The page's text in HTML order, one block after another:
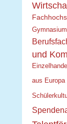
und
Einzelhandel
aus Europa